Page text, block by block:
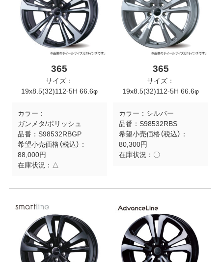
365
サイズ：
19x8.5(32)112-5H 66.6φ
カラー：
ガンメタ/ポリッシュ
品番： S98532RBGP
希望小売価格（税込）：
88,000円
在庫状況： △
365
サイズ：
19x8.5(32)112-5H 66.6φ
カラー： シルバー
品番： S98532RBS
希望小売価格（税込）：
80,300円
在庫状況： 〇